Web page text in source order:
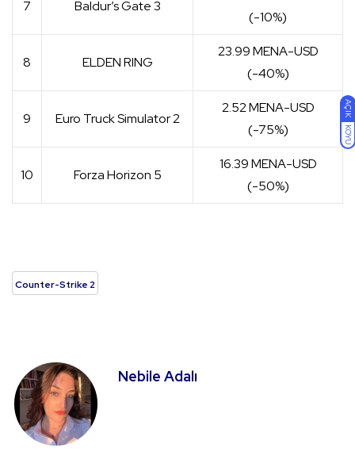
AÇIK
KOYU
7 Baldur’s Gate 3
(-10%)
8 ELDEN RING
23.99 MENA-USD
(-40%)
9 Euro Truck Simulator 2
2.52 MENA-USD
(-75%)
10 Forza Horizon 5
16.39 MENA-USD
(-50%)
Counter-Strike 2
Nebile Adalı